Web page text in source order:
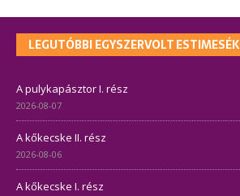
LEGUTÓBBI EGYSZERVOLT ESTIMESÉK
A pulykapásztor I. rész
2026-08-07
A kőkecske II. rész
2026-08-06
A kőkecske I. rész